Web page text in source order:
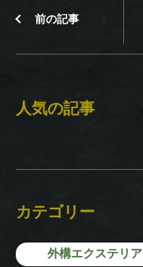
前の記事
人気の記事
カテゴリー
外構エクステリア